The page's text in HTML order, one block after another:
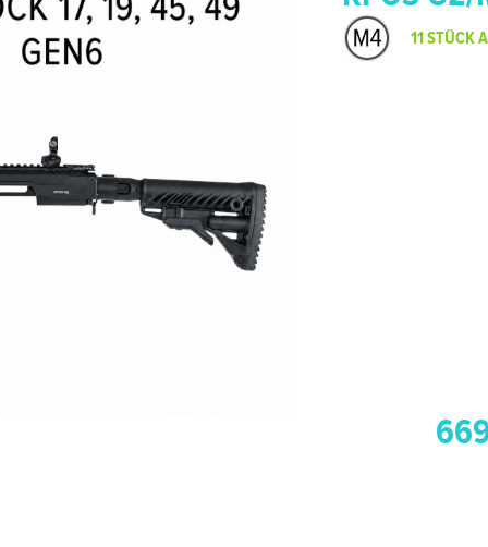
11 STÜCK